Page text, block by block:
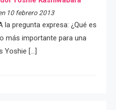
10 febrero 2013
la pregunta expresa: ¿Qué es
más importante para una
Yoshie […]